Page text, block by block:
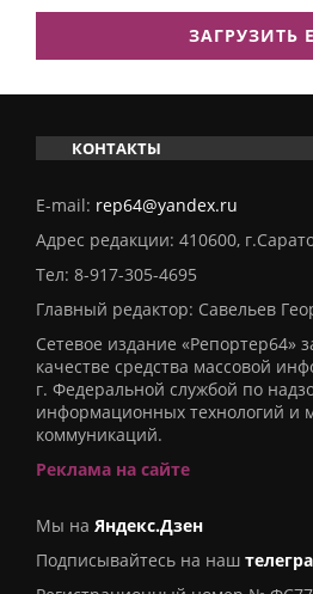
ЗАГРУЗИТЬ
КОНТАКТЫ
E-mail: rep64@yandex.ru
Адрес редакции: 410600,
Тел: 8-917-305-4695
Главный редактор: Савельев
Сетевое издание «Репортер64»
качестве средства массовой
г. Федеральной службой по
информационных технологий и
коммуникаций.
Реклама на сайте
Мы на Яндекс.Дзен
Подписывайтесь на наш